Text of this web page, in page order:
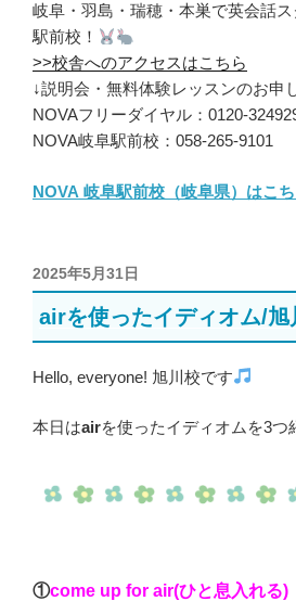
岐阜・羽島・瑞穂・本巣で英会話
駅前校！
>>校舎へのアクセスはこちら
↓説明会・無料体験レッスンのお申
NOVAフリーダイヤル：0120-
NOVA岐阜駅前校：058-265-9101
NOVA 岐阜駅前校（岐阜県）はこ
投
稿
日:
2025年5月31日
airを使ったイディオム/旭
Hello, everyone! 旭川校です
本日はairを使ったイディオムを3つ
①come up for air(ひと息入れる)